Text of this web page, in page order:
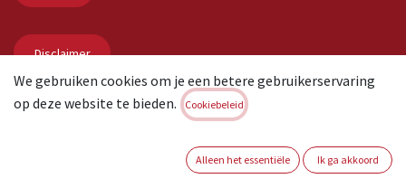
Disclaimer
- De #1Open source e-commerce
We gebruiken cookies om je een betere gebruikerservaring
op deze website te bieden.
Cookiebeleid
Alleen het essentiële Ik ga akkoord